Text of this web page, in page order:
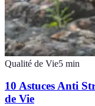
Qualité de Vie5 min
10 Astuces Anti
de Vie